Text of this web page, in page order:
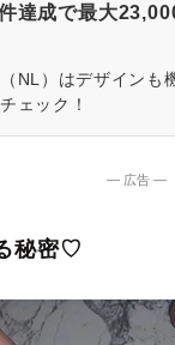
達成で最大
NL）はデザインも
ェック！
― 広告 ―
秘密♡